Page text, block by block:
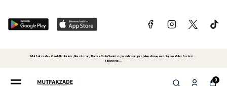
Mutfakzade - Özel Alanlariniz, Restoran, Bar ve Cafe'leriniz için sıfırdan projelendirme, montaj ve daha fazlasi...
Tiklayiniz...
0